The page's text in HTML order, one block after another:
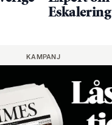
Eskalering
KAMPANJ